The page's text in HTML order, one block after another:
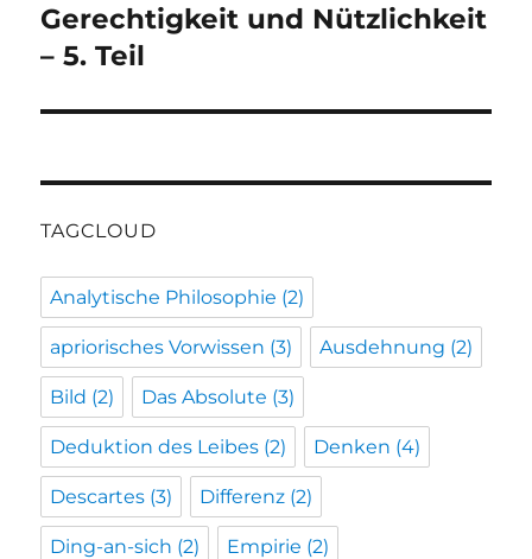
Gerechtigkeit und Nützlichkeit
– 5. Teil
TAGCLOUD
Analytische Philosophie (2)
apriorisches Vorwissen (3) Ausdehnung (2)
Bild (2) Das Absolute (3)
Deduktion des Leibes (2) Denken (4)
Descartes (3) Differenz (2)
Ding-an-sich (2) Empirie (2)